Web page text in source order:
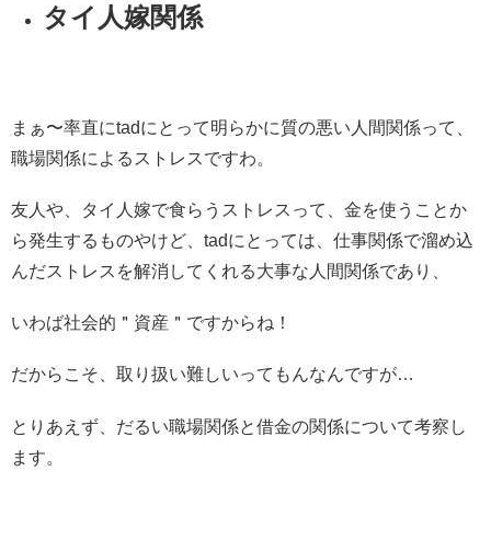
タイ人嫁関係
まぁ〜率直にtadにとって明らかに質の悪い人間関係って、
職場関係によるストレスですわ。
友人や、タイ人嫁で食らうストレスって、金を使うことか
ら発生するものやけど、tadにとっては、仕事関係で溜め込
んだストレスを解消してくれる大事な人間関係であり、
いわば社会的＂資産＂ですからね！
だからこそ、取り扱い難しいってもんなんですが…
とりあえず、だるい職場関係と借金の関係について考察し
ます。